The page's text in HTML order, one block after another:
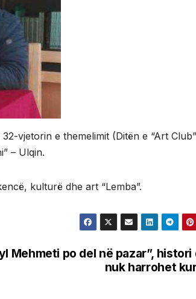
vjetorin e themelimit (Ditën e “Art
– Ulqin.
kulturë dhe art “Lemba”.
Mehmeti po del në pazar”, histori
nuk harrohet